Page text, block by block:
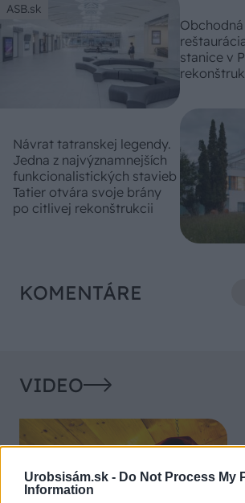
Urobsisám.sk - Do Not Process My
Information
ASB.sk
Obchodná
stanice v
Návrat tatranskej legendy.
Jedna z najvýznamnejších
funkcionalistických stavieb
Tatier otvára svoje brány
po citlivej rekonštrukcii
KOMENTÁRE
VIDEO